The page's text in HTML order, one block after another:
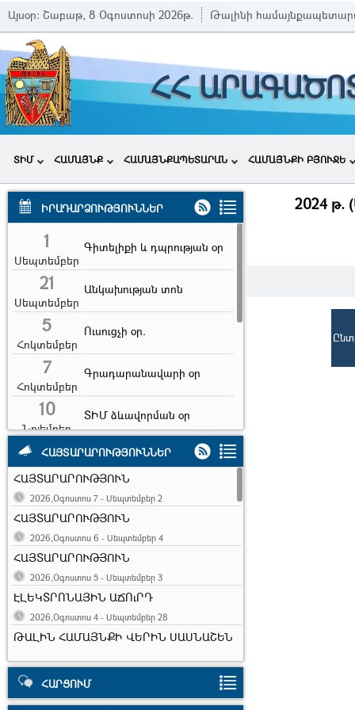
Այսօր: Շաբաթ, 8 Օգոստոսի 2026թ. Թալինի
ՀՀ
ՏԻՄ ՀԱՄԱՅՆՔ ՀԱՄԱՅՆՔԱՊԵՏԱՐԱՆ ՀԱՄԱՅՆՔԻ ԲՅՈՒՋԵ
ԻՐԱԴԱՐՁՈՒԹՅՈՒՆՆԵՐ
1
Սեպտեմբեր
Գիտելիքի և դպրության օր
21
Սեպտեմբեր
Անկախության տոն
5
Հոկտեմբեր
Ուսուցչի օր.
7
Հոկտեմբեր
Գրադարանավարի օր
10
Նոյեմբեր
ՏԻՄ ձևավորման օր
10
Նոյեմբեր
Երիտասարդության
համաշխարհային օր
7
Դեկտեմբեր
Երկրաշարժի զոհերի
հիշատակի օր
31
Դեկտեմբեր
Ամանոր
6
Հունվար
Սուրբ ծնունդ և
հայտնություն
13
Հունվար
Հին նոր տարի
ՀԱՅՏԱՐԱՐՈՒԹՅՈՒՆՆԵՐ
ՀԱՅՏԱՐԱՐՈՒԹՅՈՒՆ
2026,Օգոստոս 7 - Սեպտեմբեր 2
ՀԱՅՏԱՐԱՐՈՒԹՅՈՒՆ
2026,Օգոստոս 6 - Սեպտեմբեր 4
ՀԱՅՏԱՐԱՐՈՒԹՅՈՒՆ
2026,Օգոստոս 5 - Սեպտեմբեր 3
ԷԼԵԿՏՐՈՆԱՅԻՆ ԱՃՈւՐԴ
2026,Օգոստոս 4 - Սեպտեմբեր 28
ԹԱԼԻՆ ՀԱՄԱՅՆՔԻ ՎԵՐԻՆ ՍԱՍՆԱՇԵՆ
ՆՐԲԱՆՑՔ, ԹԻՎ 3/5 ՀԱՍՑԵՈՒՄ
ԳՏՆՎՈՂ, ՀԱՄԱՅՆՔԻ
ՍԵՓԱԿԱՆՈՒԹՅՈՒՆ ՀԱՆԴԻՍԱՑՈՂ
ՀԱՐՑՈՒՄ
2024